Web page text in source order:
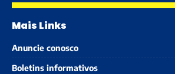
Mais Links
Anuncie conosco
Boletins informativos